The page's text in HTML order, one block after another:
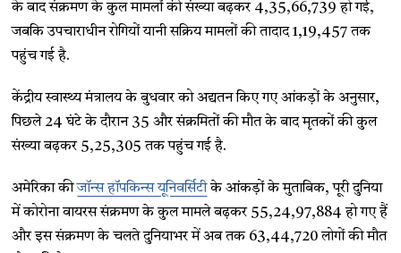
के बाद संक्रमण के कुल मामलों की संख्या बढ़कर 4,35,66,739 हो गई,
जबकि उपचाराधीन रोगियों यानी सक्रिय मामलों की तादाद 1,19,457 तक
पहुंच गई है.
केंद्रीय स्वास्थ्य मंत्रालय के बुधवार को अद्यतन किए गए आंकड़ों के अनुसार,
पिछले 24 घंटे के दौरान 35 और संक्रमितों की मौत के बाद मृतकों की कुल
संख्या बढ़कर 5,25,305 तक पहुंच गई है.
अमेरिका कीजॉन्स हॉपकिन्स यूनिवर्सिटीके आंकड़ों के मुताबिक, पूरी दुनिया
में कोरोना वायरस संक्रमण के कुल मामले बढ़कर 55,24,97,884 हो गए हैं
और इस संक्रमण के चलते दुनियाभर में अब तक 63,44,720 लोगों की मौत